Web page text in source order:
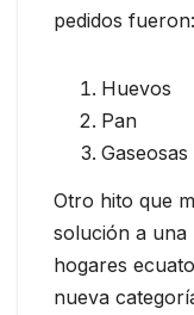
pedidos fueron:
Huevos
Pan
Gaseosas
Otro hito que
solución a una
hogares
nueva